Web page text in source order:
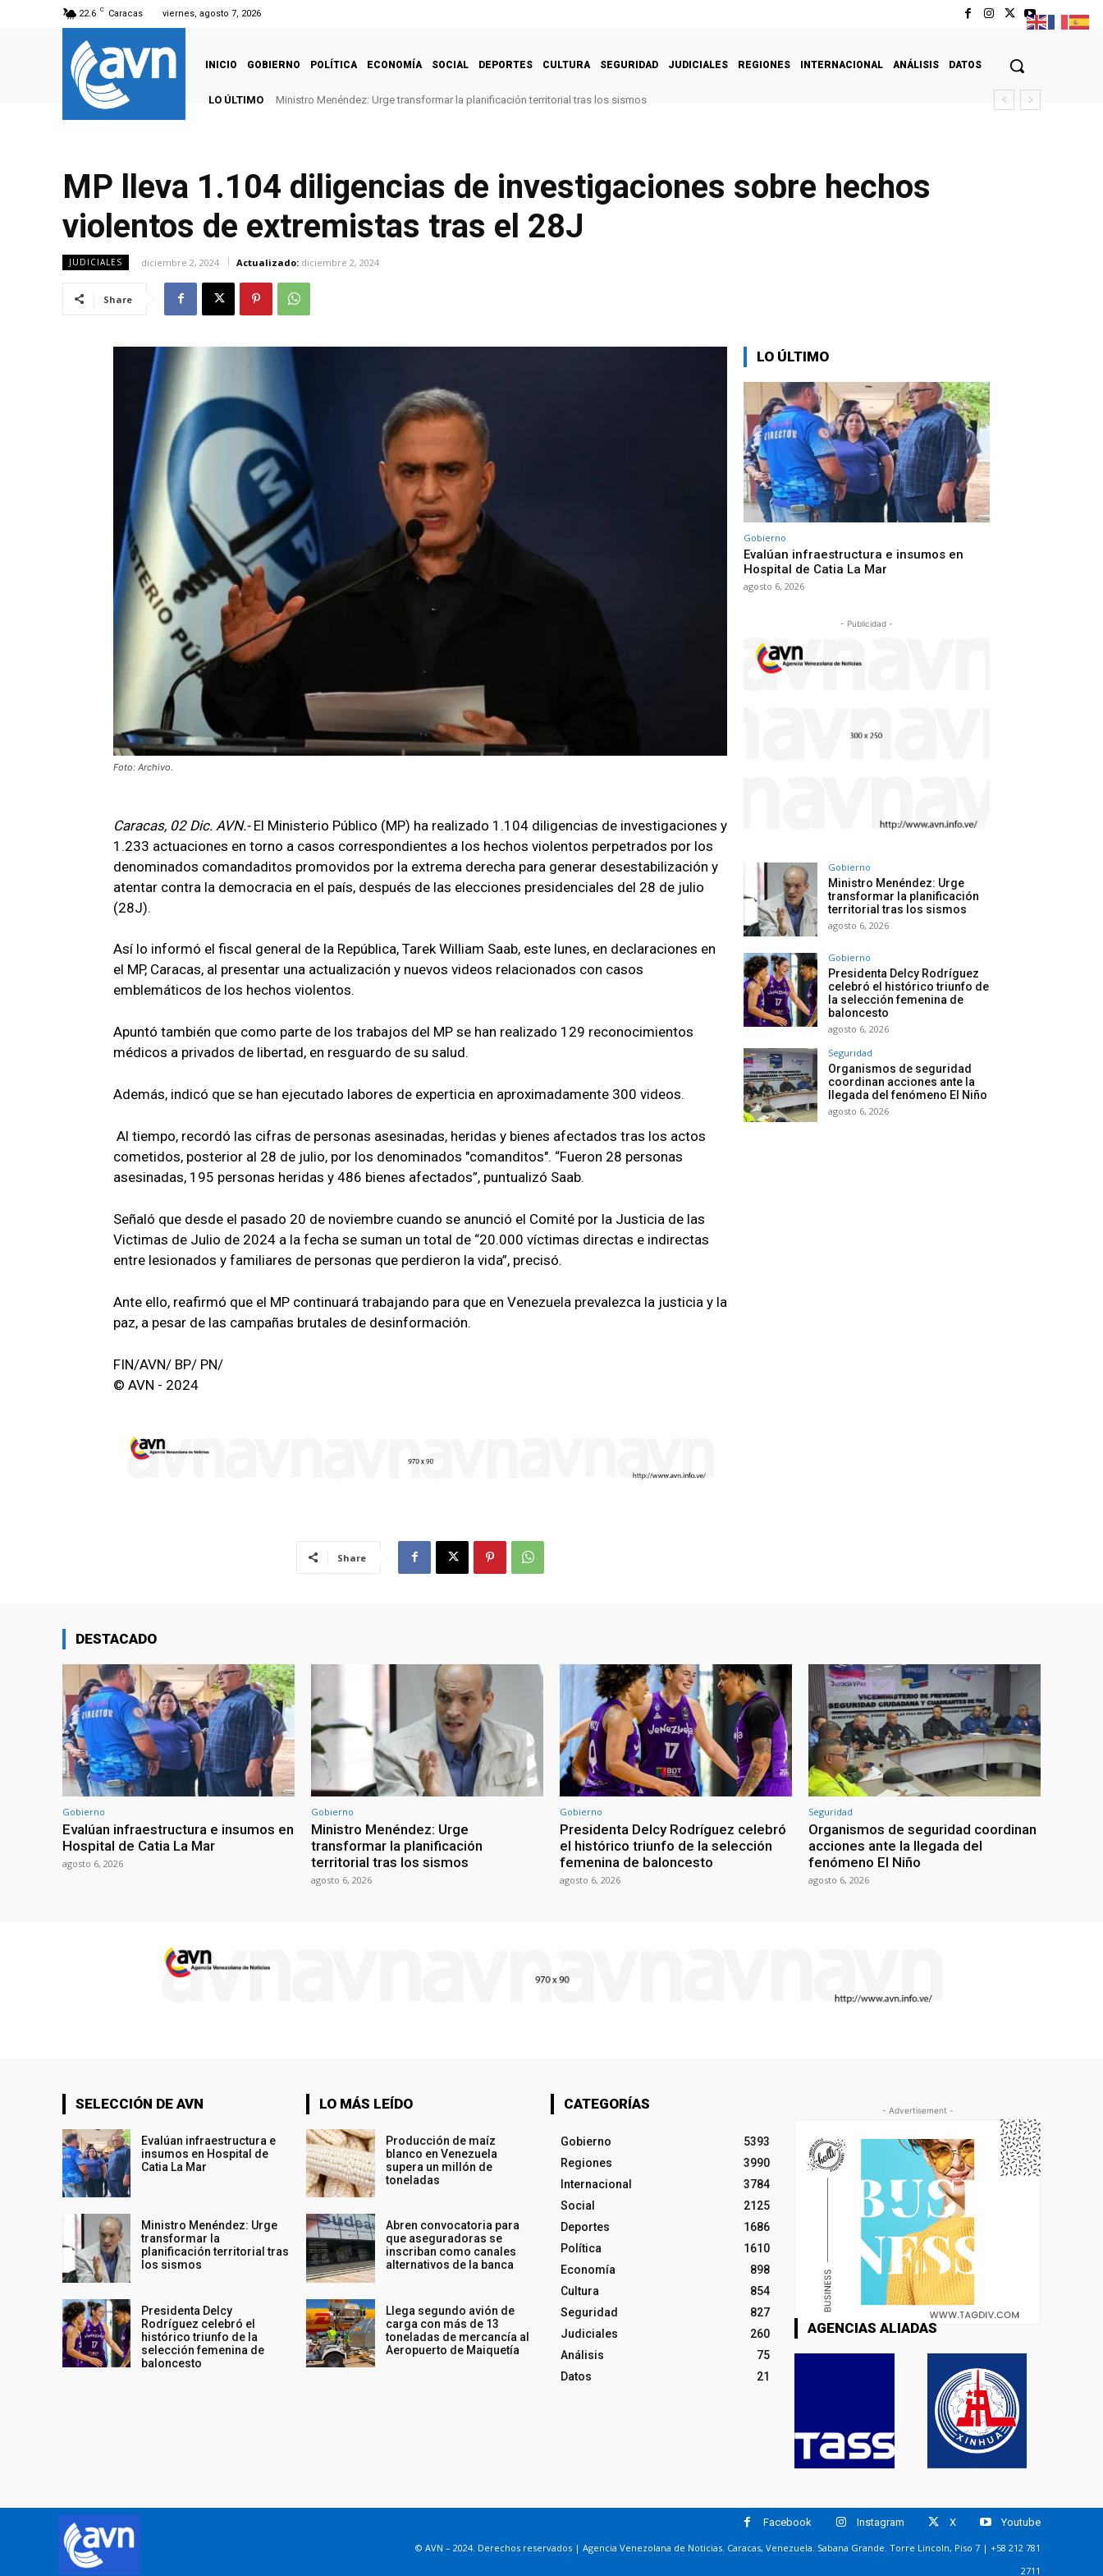
22.6 C Caracas viernes, agosto 7, 2026
INICIO GOBIERNO POLÍTICA ECONOMÍA SOCIAL DEPORTES CULTURA SEGURIDAD JUDICIALES REGIONES INTERNACIONAL ANÁLISIS DATOS
LO ÚLTIMO Ministro Menéndez: Urge transformar la planificación territorial tras los sismos
MP lleva 1.104 diligencias de investigaciones sobre hechos
violentos de extremistas tras el 28J
JUDICIALES diciembre 2, 2024 Actualizado: diciembre 2, 2024
Share
Foto: Archivo.
Caracas, 02 Dic. AVN.- El Ministerio Público (MP) ha realizado 1.104 diligencias de investigaciones y
1.233 actuaciones en torno a casos correspondientes a los hechos violentos perpetrados por los
denominados comandaditos promovidos por la extrema derecha para generar desestabilización y
atentar contra la democracia en el país, después de las elecciones presidenciales del 28 de julio
(28J).
Así lo informó el fiscal general de la República, Tarek William Saab, este lunes, en declaraciones en
el MP, Caracas, al presentar una actualización y nuevos videos relacionados con casos
emblemáticos de los hechos violentos.
Apuntó también que como parte de los trabajos del MP se han realizado 129 reconocimientos
médicos a privados de libertad, en resguardo de su salud.
Además, indicó que se han ejecutado labores de experticia en aproximadamente 300 videos.
Al tiempo, recordó las cifras de personas asesinadas, heridas y bienes afectados tras los actos
cometidos, posterior al 28 de julio, por los denominados "comanditos". “Fueron 28 personas
asesinadas, 195 personas heridas y 486 bienes afectados”, puntualizó Saab.
Señaló que desde el pasado 20 de noviembre cuando se anunció el Comité por la Justicia de las
Victimas de Julio de 2024 a la fecha se suman un total de “20.000 víctimas directas e indirectas
entre lesionados y familiares de personas que perdieron la vida”, precisó.
Ante ello, reafirmó que el MP continuará trabajando para que en Venezuela prevalezca la justicia y la
paz, a pesar de las campañas brutales de desinformación.
FIN/AVN/ BP/ PN/
© AVN - 2024
Share
LO ÚLTIMO
Gobierno
Evalúan infraestructura e insumos en
Hospital de Catia La Mar
agosto 6, 2026
- Publicidad -
Gobierno
Ministro Menéndez: Urge
transformar la planificación
territorial tras los sismos
agosto 6, 2026
Gobierno
Presidenta Delcy Rodríguez
celebró el histórico triunfo de
la selección femenina de
baloncesto
agosto 6, 2026
Seguridad
Organismos de seguridad
coordinan acciones ante la
llegada del fenómeno El Niño
agosto 6, 2026
DESTACADO
Gobierno
Evalúan infraestructura e insumos en
Hospital de Catia La Mar
agosto 6, 2026
Gobierno
Ministro Menéndez: Urge
transformar la planificación
territorial tras los sismos
agosto 6, 2026
Gobierno
Presidenta Delcy Rodríguez celebró
el histórico triunfo de la selección
femenina de baloncesto
agosto 6, 2026
Seguridad
Organismos de seguridad coordinan
acciones ante la llegada del
fenómeno El Niño
agosto 6, 2026
SELECCIÓN DE AVN
Evalúan infraestructura e
insumos en Hospital de
Catia La Mar
Ministro Menéndez: Urge
transformar la
planificación territorial tras
los sismos
Presidenta Delcy
Rodríguez celebró el
histórico triunfo de la
selección femenina de
baloncesto
LO MÁS LEÍDO
Producción de maíz
blanco en Venezuela
supera un millón de
toneladas
Abren convocatoria para
que aseguradoras se
inscriban como canales
alternativos de la banca
Llega segundo avión de
carga con más de 13
toneladas de mercancía al
Aeropuerto de Maiquetía
CATEGORÍAS
Gobierno
5393
Regiones
3990
Internacional
3784
Social
2125
Deportes
1686
Política
1610
Economía
898
Cultura
854
Seguridad
827
Judiciales
260
Análisis
75
Datos
21
- Advertisement -
AGENCIAS ALIADAS
Facebook Instagram X Youtube
© AVN – 2024. Derechos reservados | Agencia Venezolana de Noticias. Caracas, Venezuela. Sabana Grande. Torre Lincoln, Piso 7 | +58 212 781
2711